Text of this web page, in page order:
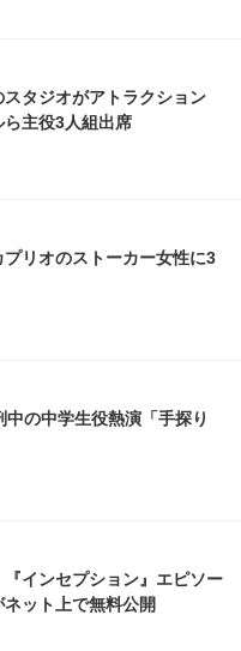
スタジオがアトラクション
主役3人組出席
リオのストーカー女性に3
の中学生役熱演「手探り
インセプション』エピソー
ネット上で無料公開